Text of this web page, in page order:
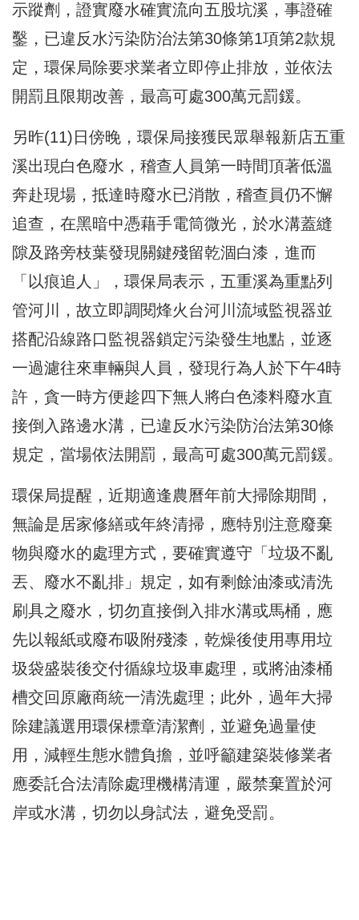
示蹤劑，證實廢水確實流向五股坑溪，事證確
鑿，已違反水污染防治法第30條第1項第2款規
定，環保局除要求業者立即停止排放，並依法
開罰且限期改善，最高可處300萬元罰鍰。
另昨(11)日傍晚，環保局接獲民眾舉報新店五重
溪出現白色廢水，稽查人員第一時間頂著低溫
奔赴現場，抵達時廢水已消散，稽查員仍不懈
追查，在黑暗中憑藉手電筒微光，於水溝蓋縫
隙及路旁枝葉發現關鍵殘留乾涸白漆，進而
「以痕追人」，環保局表示，五重溪為重點列
管河川，故立即調閱烽火台河川流域監視器並
搭配沿線路口監視器鎖定污染發生地點，並逐
一過濾往來車輛與人員，發現行為人於下午4時
許，貪一時方便趁四下無人將白色漆料廢水直
接倒入路邊水溝，已違反水污染防治法第30條
規定，當場依法開罰，最高可處300萬元罰鍰。
環保局提醒，近期適逢農曆年前大掃除期間，
無論是居家修繕或年終清掃，應特別注意廢棄
物與廢水的處理方式，要確實遵守「垃圾不亂
丟、廢水不亂排」規定，如有剩餘油漆或清洗
刷具之廢水，切勿直接倒入排水溝或馬桶，應
先以報紙或廢布吸附殘漆，乾燥後使用專用垃
圾袋盛裝後交付循線垃圾車處理，或將油漆桶
槽交回原廠商統一清洗處理；此外，過年大掃
除建議選用環保標章清潔劑，並避免過量使
用，減輕生態水體負擔，並呼籲建築裝修業者
應委託合法清除處理機構清運，嚴禁棄置於河
岸或水溝，切勿以身試法，避免受罰。